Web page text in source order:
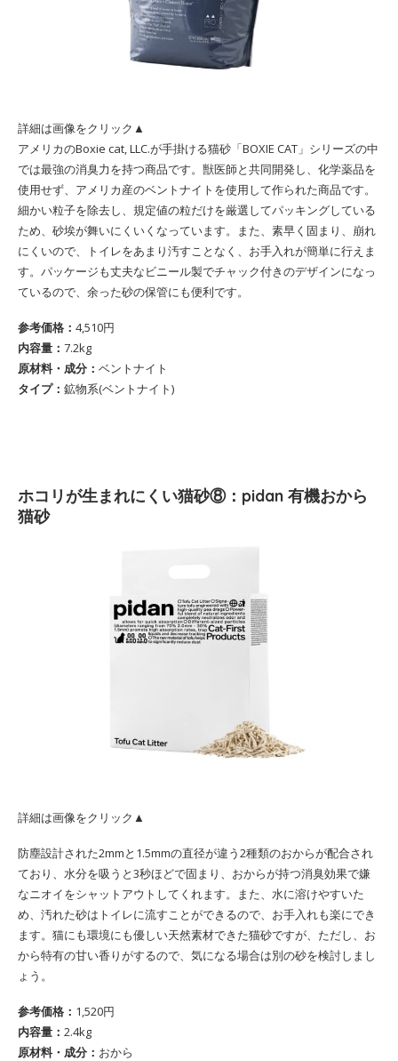
詳細は画像をクリック▲
アメリカのBoxie cat, LLC.が手掛ける猫砂「BOXIE CAT」シリーズの中
では最強の消臭力を持つ商品です。獣医師と共同開発し、化学薬品を
使用せず、アメリカ産のベントナイトを使用して作られた商品です。
細かい粒子を除去し、規定値の粒だけを厳選してパッキングしている
ため、砂埃が舞いにくいくなっています。また、素早く固まり、崩れ
にくいので、トイレをあまり汚すことなく、お手入れが簡単に行えま
す。パッケージも丈夫なビニール製でチャック付きのデザインになっ
ているので、余った砂の保管にも便利です。
参考価格： 4,510円
内容量： 7.2kg
原材料・成分： ベントナイト
タイプ： 鉱物系(ベントナイト)
ホコリが生まれにくい猫砂⑧：pidan 有機おから
猫砂
詳細は画像をクリック▲
防塵設計された2mmと1.5mmの直径が違う2種類のおからが配合され
ており、水分を吸うと3秒ほどで固まり、おからが持つ消臭効果で嫌
なニオイをシャットアウトしてくれます。また、水に溶けやすいた
め、汚れた砂はトイレに流すことができるので、お手入れも楽にでき
ます。猫にも環境にも優しい天然素材できた猫砂ですが、ただし、お
から特有の甘い香りがするので、気になる場合は別の砂を検討しまし
ょう。
参考価格： 1,520円
内容量： 2.4kg
原材料・成分： おから